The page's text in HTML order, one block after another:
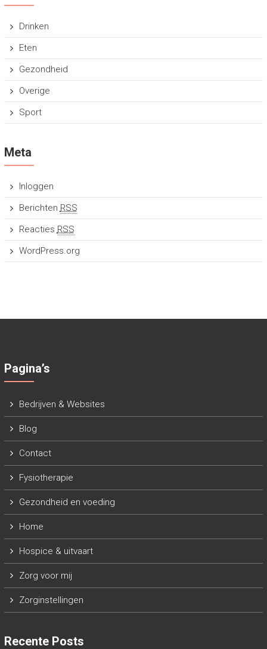
Drinken
Eten
Gezondheid
Overige
Sport
Meta
Inloggen
Berichten RSS
Reacties RSS
WordPress.org
Pagina’s
Bedrijven & Websites
Blog
Contact
Fysiotherapie
Gezondheid en voeding
Home
Hospice & uitvaart
Zorg voor mij
Zorginstellingen
Recente Posts